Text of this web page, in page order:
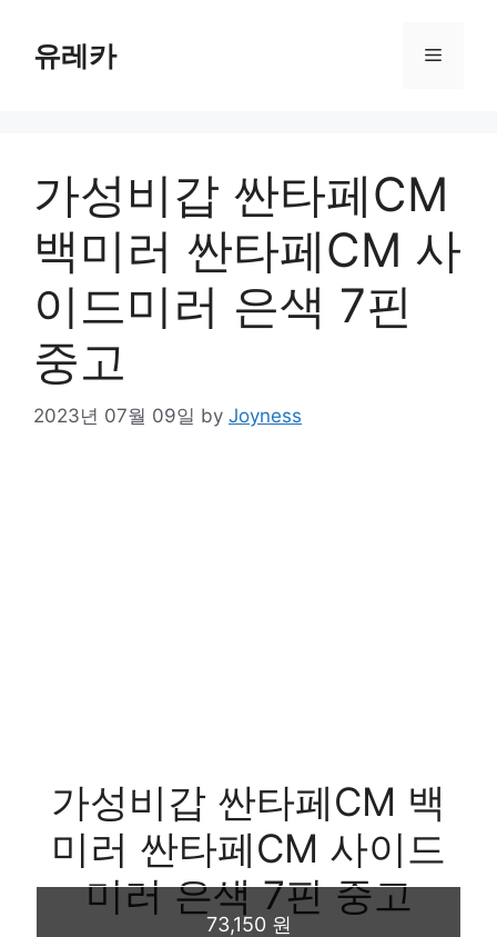
content유레카 Menu
가성비갑 싼타페CM
백미러 싼타페CM 사
이드미러 은색 7핀
중고
2023년 07월 09일 by Joyness
가성비갑 싼타페CM 백
미러 싼타페CM 사이드
미러 은색 7핀 중고
73,150 원